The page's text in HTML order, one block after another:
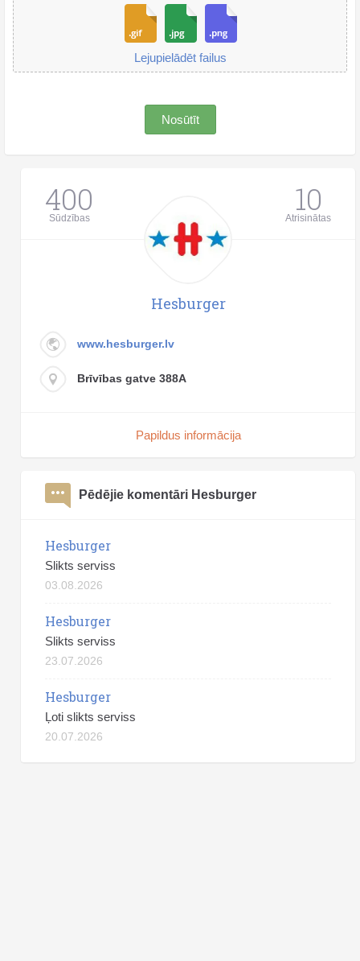
Lejupielādēt failus
Nosūtīt
400
Sūdzības 10
Atrisinātas
Hesburger
www.hesburger.lv
Brīvības gatve 388A
Papildus informācija
Pēdējie komentāri Hesburger
Hesburger
Slikts serviss
03.08.2026
Hesburger
Slikts serviss
23.07.2026
Hesburger
Ļoti slikts serviss
20.07.2026